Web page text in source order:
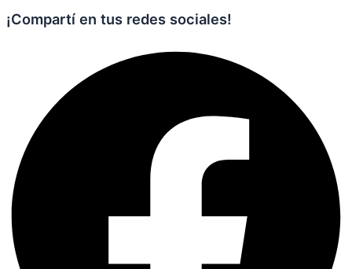
¡Compartí en tus redes sociales!